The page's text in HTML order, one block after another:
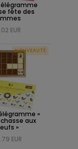
fête des
EUR
NOUVEAUTÉ
«
aux
»
EUR